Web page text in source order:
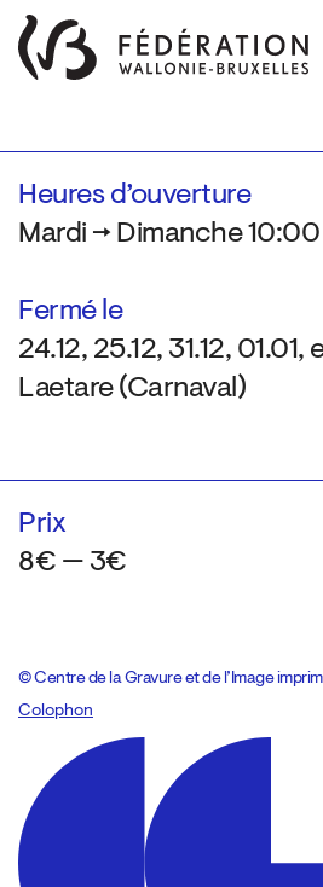
Heures d’ouverture
Mardi → Dimanche
Fermé le
24.12, 25.12, 31.12,
Laetare (Carnaval)
Prix
8€ — 3€
© Centre de la Gravure et de l’Image
Colophon
Design:Marcel Kaczmarek